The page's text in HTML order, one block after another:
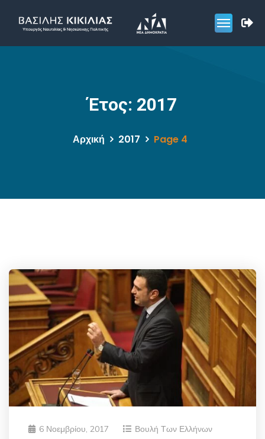
Έτος: 2017
Αρχική 2017 Page 4
6 Νοεμβρίου, 2017 Βουλή Των Ελλήνων